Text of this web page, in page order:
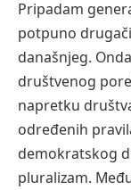
Pripadam
potpuno
današnjeg.
društvenog
napretku
određenih
demokratskog
pluralizam.